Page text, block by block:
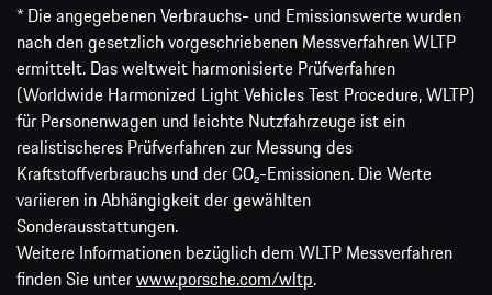
* Die angegebenen Verbrauchs- und Emissionswerte wurden
nach den gesetzlich vorgeschriebenen Messverfahren WLTP
ermittelt. Das weltweit harmonisierte Prüfverfahren
(Worldwide Harmonized Light Vehicles Test Procedure, WLTP)
für Personenwagen und leichte Nutzfahrzeuge ist ein
realistischeres Prüfverfahren zur Messung des
Kraftstoffverbrauchs und der CO₂-Emissionen. Die Werte
variieren in Abhängigkeit der gewählten
Sonderausstattungen.
Weitere Informationen bezüglich dem WLTP Messverfahren
finden Sie unterwww.porsche.com/wltp.